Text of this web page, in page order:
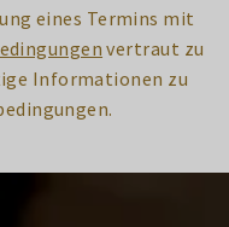
eines Termins mit
vertraut zu
Informationen zu